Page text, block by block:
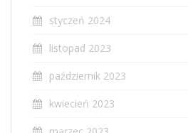
styczeń 2024
listopad 2023
październik 2023
kwiecień 2023